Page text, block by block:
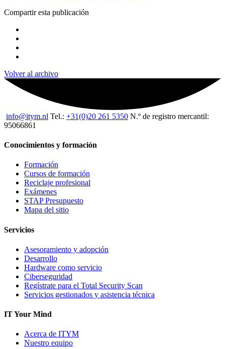
Compartir esta publicación
Volver al archivo
info@itym.nl Tel.: +31(0)20 261 5350 N.º de registro mercantil:
95066861
Conocimientos y formación
Formación
Cursos de formación
Reciclaje profesional
Exámenes
STAP Presupuesto
Mapa del sitio
Servicios
Asesoramiento y adopción
Desarrollo
Hardware como servicio
Ciberseguridad
Regístrate para el Total Security Scan
Servicios gestionados y asistencia técnica
IT Your Mind
Acerca de ITYM
Nuestro equipo